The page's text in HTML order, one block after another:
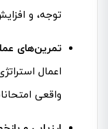
توجه، و
تمرین‌های
اعمال
واقعی